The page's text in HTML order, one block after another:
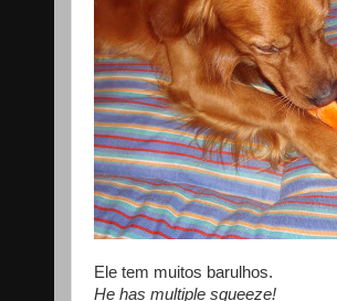
Ele tem muitos barulhos.
He has multiple squeeze!